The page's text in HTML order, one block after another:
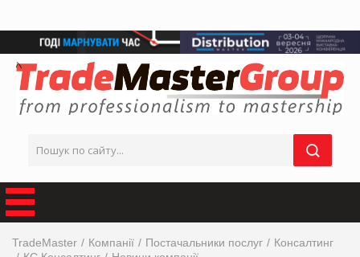
TradeMaster Компанії Постачальники послуг
Консалтинг